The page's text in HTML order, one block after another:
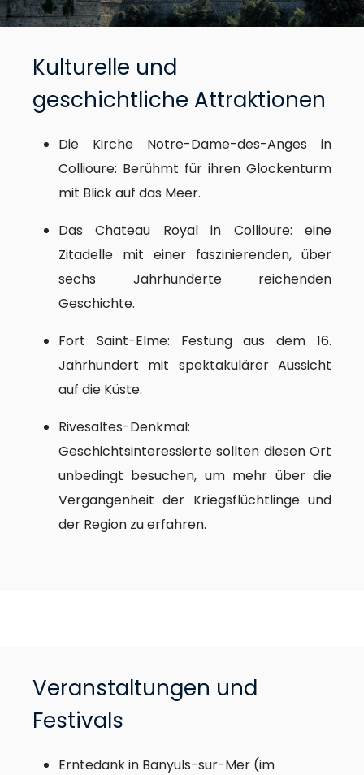
Kulturelle und
geschichtliche Attraktionen
Die Kirche Notre-Dame-des-Anges in
Collioure: Berühmt für ihren Glockenturm
mit Blick auf das Meer.
Das Chateau Royal in Collioure: eine
Zitadelle mit einer faszinierenden, über
sechs Jahrhunderte reichenden
Geschichte.
Fort Saint-Elme: Festung aus dem 16.
Jahrhundert mit spektakulärer Aussicht
auf die Küste.
Rivesaltes-Denkmal:
Geschichtsinteressierte sollten diesen Ort
unbedingt besuchen, um mehr über die
Vergangenheit der Kriegsflüchtlinge und
der Region zu erfahren.
Veranstaltungen und
Festivals
Erntedank in Banyuls-sur-Mer (im